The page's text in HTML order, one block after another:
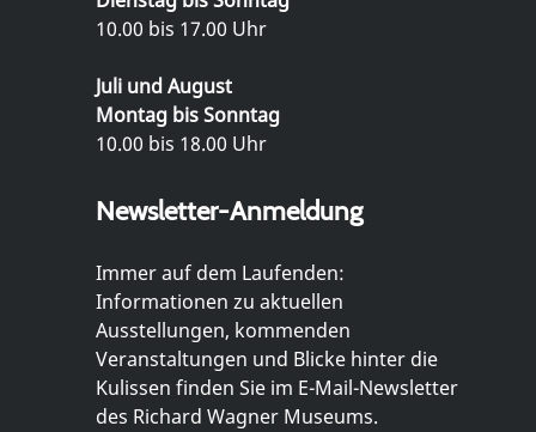
10.00 bis 17.00 Uhr
Juli und August
Montag bis Sonntag
10.00 bis 18.00 Uhr
Newsletter-Anmeldung
Immer auf dem Laufenden:
Informationen zu aktuellen
Ausstellungen, kommenden
Veranstaltungen und Blicke hinter die
Kulissen finden Sie im E-Mail-Newsletter
des Richard Wagner Museums.